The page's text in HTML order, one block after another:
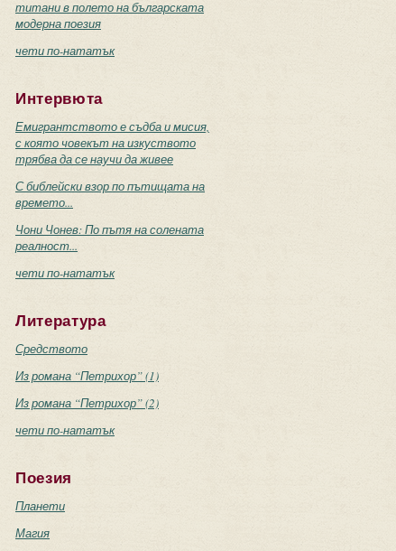
титани в полето на българската
модерна поезия
чети по-нататък
Интервюта
Емигрантството е съдба и мисия,
с която човекът на изкуството
трябва да се научи да живее
С библейски взор по пътищата на
времето...
Чони Чонев: По пътя на солената
реалност...
чети по-нататък
Литература
Средството
Из романа “Петрихор” (1)
Из романа “Петрихор” (2)
чети по-нататък
Поезия
Планети
Магия